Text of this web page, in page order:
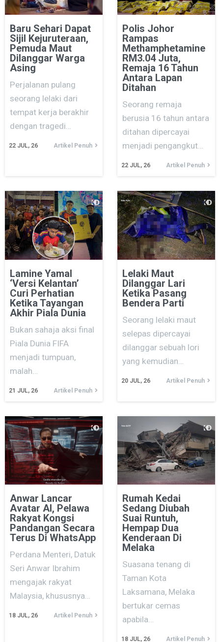
Baru Sehari Dapat
Sijil Kejuruteraan,
Pemuda Maut
Dilanggar Warga
Asing
22 JUL, 26
Perjalanan pulang
seorang lelaki dari
tempat kerja berakhir
dengan tragedi…
Artikel Penuh
Polis Johor
Rampas
Methamphetamine
RM3.04 Juta,
Remaja 16 Tahun
Antara Lapan
Ditahan
22 JUL, 26
Seorang remaja
berusia 16 tahun antara
ditahan dipercayai
menjadi pengangkut…
Artikel Penuh
Lamine Yamal
‘Versi Kelantan’
Curi Perhatian
Ketika Tayangan
Akhir Piala Dunia
21 JUL, 26
Bukan sahaja aksi final
Piala Dunia FIFA
menjadi tumpuan,
malah…
Artikel Penuh
Lelaki Maut
Dilanggar Lari
Ketika Pasang
Bendera Parti
20 JUL, 26
Seorang lelaki maut
selepas dipercayai
dilanggar sebuah lori
yang kemudian…
Artikel Penuh
Anwar Lancar
Avatar AI, Pelawa
Rakyat Kongsi
Pandangan Secara
Terus Di WhatsApp
18 JUL, 26
Perdana Menteri, Datuk
Seri Anwar Ibrahim
mengajak rakyat
Malaysia, khususnya…
Artikel Penuh
Rumah Kedai
Sedang Diubah
Suai Runtuh,
Hempap Dua
Kenderaan Di
Melaka
18 JUL, 26
Suasana tenang di
Taman Kota
Laksamana, Melaka
bertukar cemas
apabila…
Artikel Penuh